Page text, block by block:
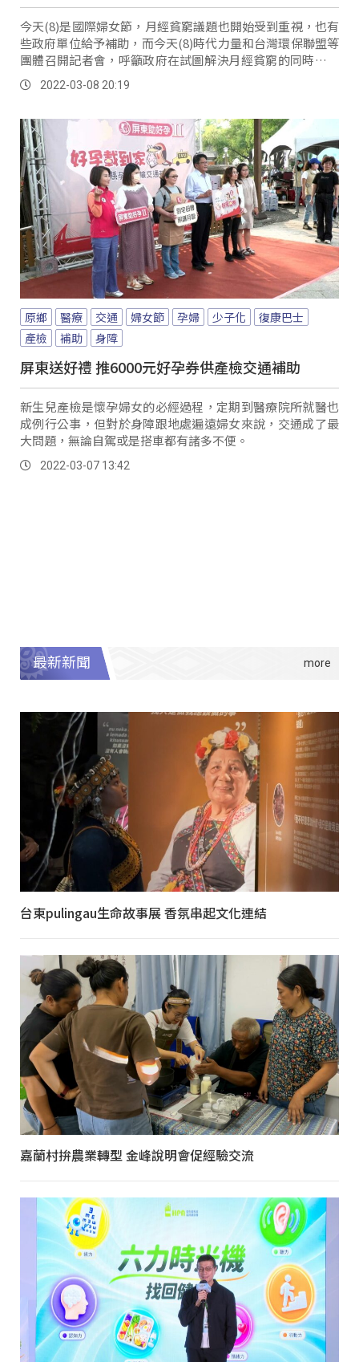
今天(8)是國際婦女節，月經貧窮議題也開始受到重視，也有
些政府單位給予補助，而今天(8)時代力量和台灣環保聯盟等
團體召開記者會，呼籲政府在試圖解決月經貧窮的同時，更
要有足夠的獎勵和配套措施，推廣可重複...。
2022-03-08 20:19
原鄉 醫療 交通 婦女節 孕婦 少子化
復康巴士
產檢
補助 身障
屏東送好禮 推6000元好孕券供產檢交通補助
新生兒產檢是懷孕婦女的必經過程，定期到醫療院所就醫也
成例行公事，但對於身障跟地處遍遠婦女來說，交通成了最
大問題，無論自駕或是搭車都有諸多不便。
2022-03-07 13:42
最新新聞
台東pulingau生命故事展 香氛串起文化連結
嘉蘭村拚農業轉型 金峰說明會促經驗交流